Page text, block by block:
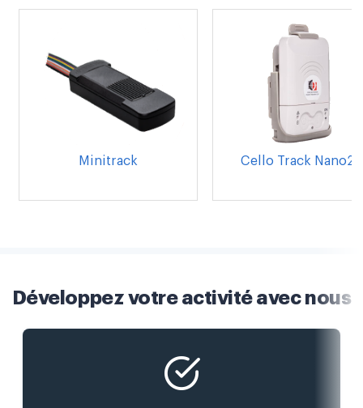
Minitrack Cello Track Nano20
Développez votre activité avec nous